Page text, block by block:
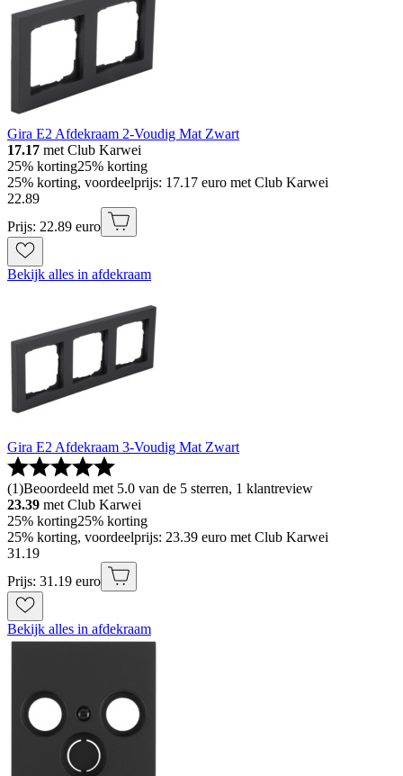
Gira E2 Afdekraam 2-Voudig Mat Zwart
17.17 met Club Karwei
25% korting25% korting
25% korting, voordeelprijs: 17.17 euro met Club Karwei
22.89
Prijs: 22.89 euro
Bekijk alles in afdekraam
Gira E2 Afdekraam 3-Voudig Mat Zwart
(1)Beoordeeld met 5.0 van de 5 sterren, 1 klantreview
23.39 met Club Karwei
25% korting25% korting
25% korting, voordeelprijs: 23.39 euro met Club Karwei
31 .19
Prijs: 31.19 euro
Bekijk alles in afdekraam